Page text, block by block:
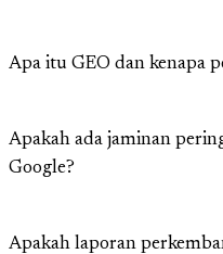
Apa itu GEO dan kenapa
Apakah ada jaminan
Google?
Apakah laporan